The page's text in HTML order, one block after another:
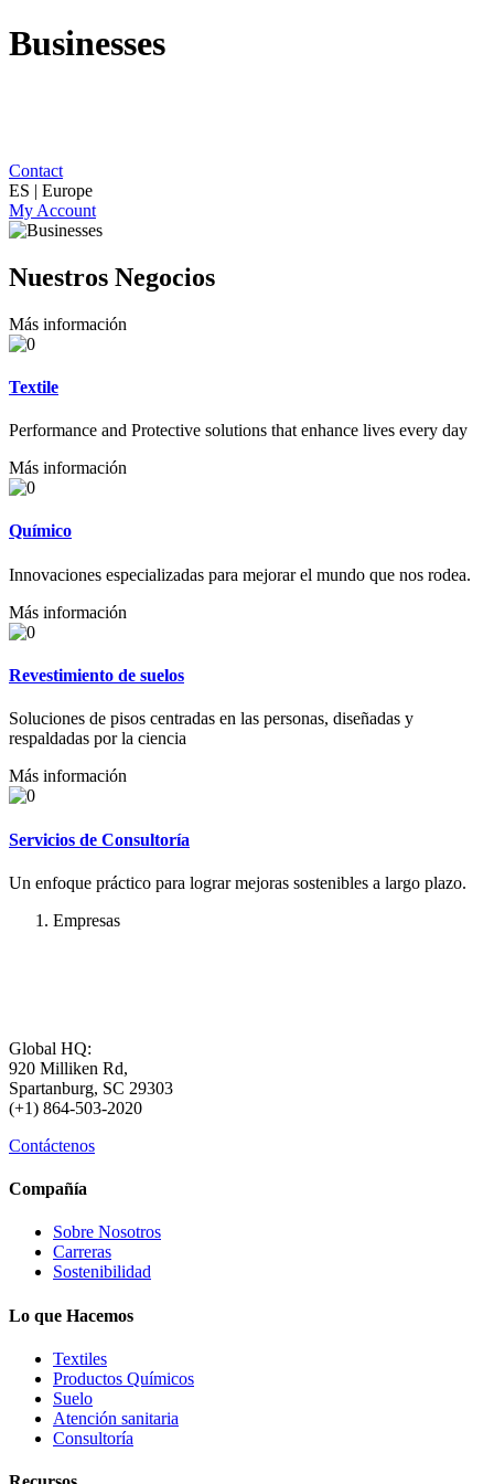
Businesses
Contact
ES | Europe
My Account
Nuestros Negocios
Más información
Textile
Performance and Protective solutions that enhance lives every day
Más información
Químico
Innovaciones especializadas para mejorar el mundo que nos rodea.
Más información
Revestimiento de suelos
Soluciones de pisos centradas en las personas, diseñadas y
respaldadas por la ciencia
Más información
Servicios de Consultoría
Un enfoque práctico para lograr mejoras sostenibles a largo plazo.
Empresas
Global HQ:
920 Milliken Rd,
Spartanburg, SC 29303
(+1) 864-503-2020
Contáctenos
Compañía
Sobre Nosotros
Carreras
Sostenibilidad
Lo que Hacemos
Textiles
Productos Químicos
Suelo
Atención sanitaria
Consultoría